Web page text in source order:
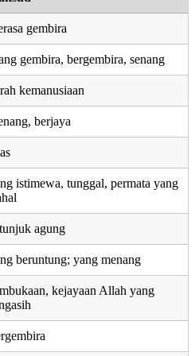
gembira
gembira, bergembira, senang
kemanusiaan
berjaya
istimewa, tunggal, permata yang
agung
beruntung; yang menang
kejayaan Allah yang